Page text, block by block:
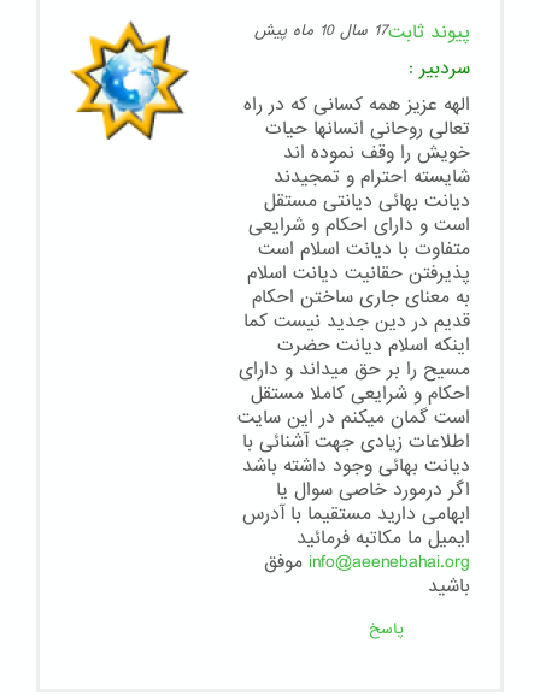
پیوند ثابت17 سال 10 ماه پیش
سردبیر :
الهه عزیز همه کسانی که در راه
تعالی روحانی انسانها حیات
خویش را وقف نموده اند
شایسته احترام و تمجیدند
دیانت بهائی دیانتی مستقل
است و دارای احکام و شرایعی
متفاوت با دیانت اسلام است
پذیرفتن حقانیت دیانت اسلام
به معنای جاری ساختن احکام
قدیم در دین جدید نیست کما
اینکه اسلام دیانت حضرت
مسیح را بر حق میداند و دارای
احکام و شرایعی کاملا مستقل
است گمان میکنم در این سایت
اطلاعات زیادی جهت آشنائی با
دیانت بهائی وجود داشته باشد
اگر درمورد خاصی سوال یا
ابهامی دارید مستقیما با آدرس
ایمیل ما مکاتبه فرمائید
info@aeenebahai.org موفق
باشید
پاسخ